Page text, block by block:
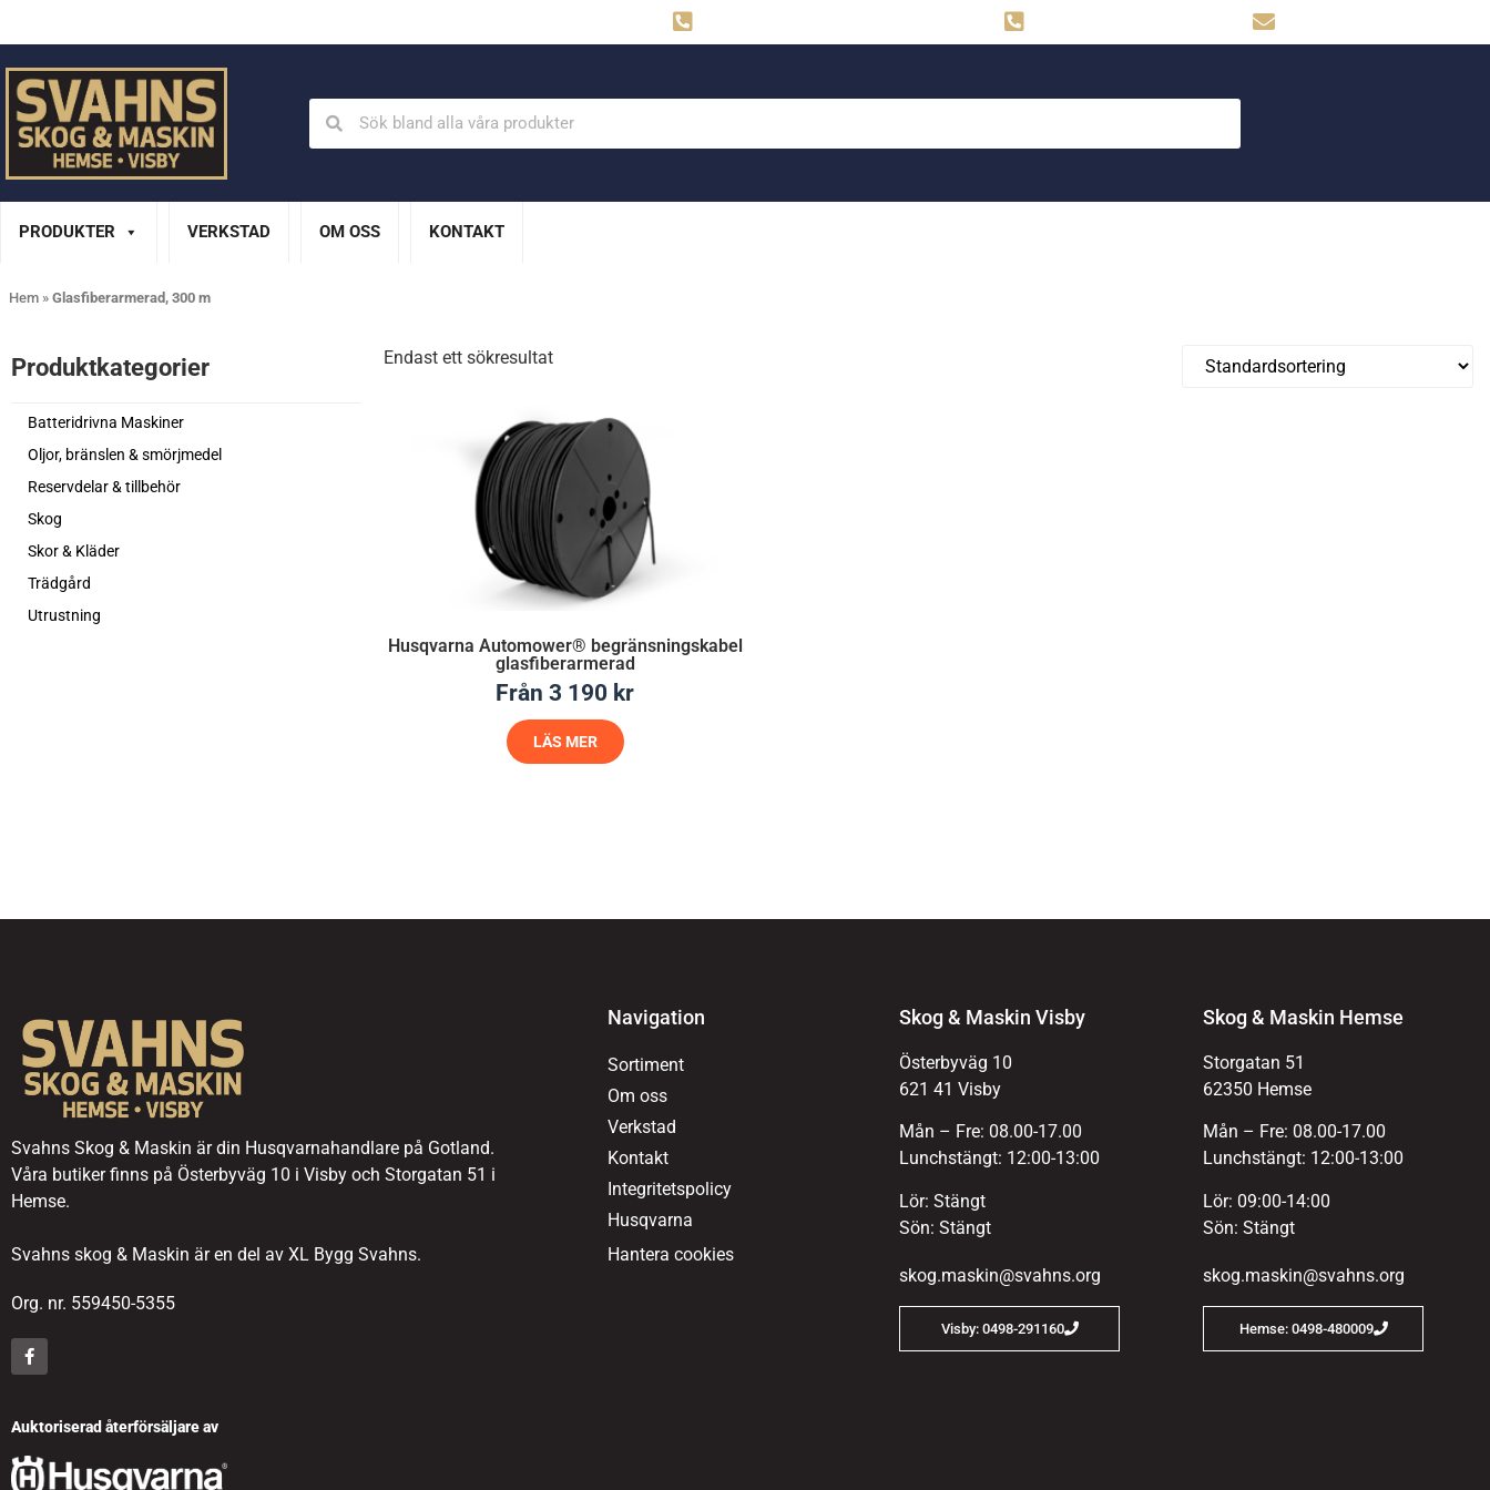
PRODUKTER VERKSTAD OM OSS KONTAKT
Hem » Glasfiberarmerad, 300 m
Produktkategorier​
Batteridrivna Maskiner
Oljor, bränslen & smörjmedel
Reservdelar & tillbehör
Skog
Skor & Kläder
Trädgård
Utrustning
Endast ett sökresultat
Husqvarna Automower® begränsningskabel
glasfiberarmerad
Från3 190 kr
LÄS MER
Svahns Skog & Maskin är din Husqvarnahandlare på Gotland.
Våra butiker finns på Österbyväg 10 i Visby och Storgatan 51 i
Hemse.
Svahns skog & Maskin är en del av XL Bygg Svahns.
Org. nr. 559450-5355
Auktoriserad återförsäljare av
Navigation
Sortiment
Om oss
Verkstad
Kontakt
Integritetspolicy
Husqvarna
Hantera cookies
Skog & Maskin Visby
Österbyväg 10
621 41 Visby
Mån – Fre: 08.00-17.00
Lunchstängt: 12:00-13:00
Lör: Stängt
Sön: Stängt
skog.maskin@svahns.org
Visby: 0498-291160
Skog & Maskin Hemse
Storgatan 51
62350 Hemse
Mån – Fre: 08.00-17.00
Lunchstängt: 12:00-13:00
Lör: 09:00-14:00
Sön: Stängt
skog.maskin@svahns.org
Hemse: 0498-480009